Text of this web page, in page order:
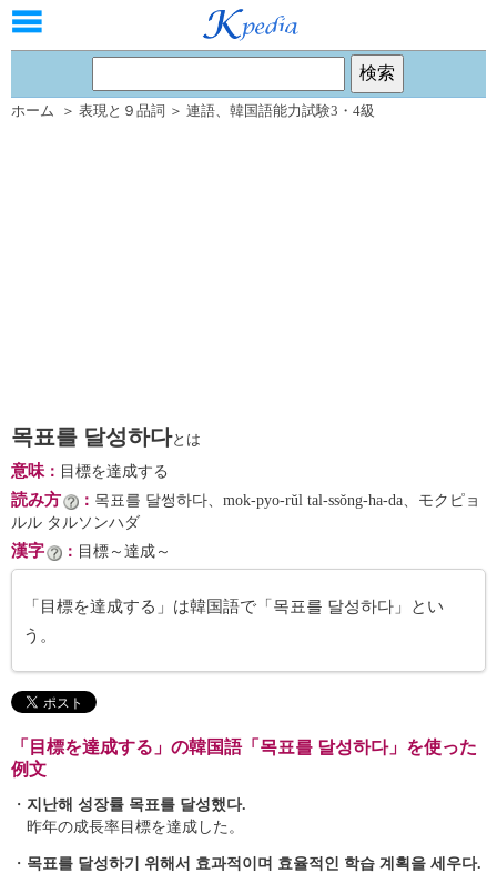
ホーム ＞ 表現と９品詞 ＞ 連語、 韓国語能力試験3・4級
목표를 달성하다とは
意味： 目標を達成する
読み方 ： 목표를 달썽하다、mok-pyo-rŭl tal-ssŏng-ha-da、モクピョ
ルル タルソンハダ
漢字 ： 目標～達成～
「目標を達成する」は韓国語で「목표를 달성하다」とい
う。
「目標を達成する」の韓国語「목표를 달성하다」を使った
例文
・ 지난해 성장률 목표를 달성했다.
昨年の成長率目標を達成した。
・ 목표를 달성하기 위해서 효과적이며 효율적인 학습 계획을 세우다.